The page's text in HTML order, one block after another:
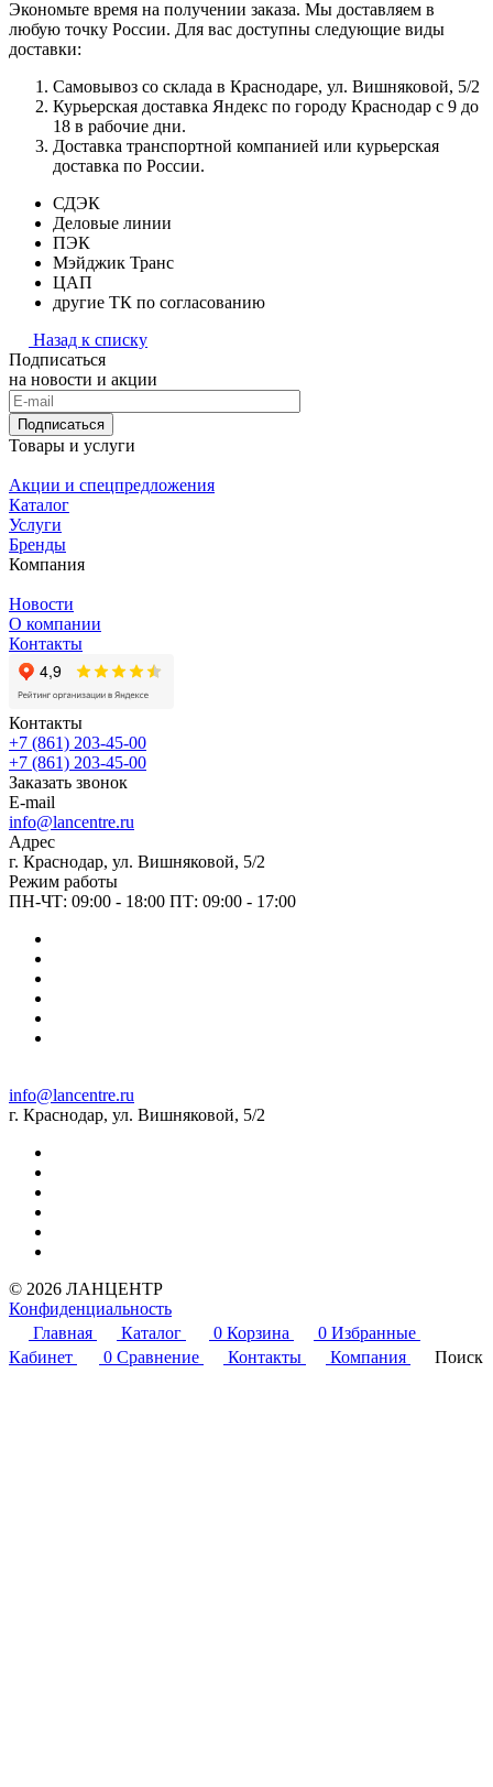
Экономьте время на получении заказа. Мы доставляем в
любую точку России. Для вас доступны следующие виды
доставки:
Самовывоз со склада в Краснодаре, ул. Вишняковой, 5/2
Курьерская доставка Яндекс по городу Краснодар с 9 до
18 в рабочие дни.
Доставка транспортной компанией или курьерская
доставка по России.
СДЭК
Деловые линии
ПЭК
Мэйджик Транс
ЦАП
другие ТК по согласованию
Назад к списку
Подписаться
на новости и акции
Подписаться
Товары и услуги
Акции и спецпредложения
Каталог
Услуги
Бренды
Компания
Новости
О компании
Контакты
Контакты
+7 (861) 203-45-00
+7 (861) 203-45-00
Заказать звонок
E-mail
info@lancentre.ru
Адрес
г. Краснодар, ул. Вишняковой, 5/2
Режим работы
ПН-ЧТ: 09:00 - 18:00 ПТ: 09:00 - 17:00
info@lancentre.ru
г. Краснодар, ул. Вишняковой, 5/2
© 2026 ЛАНЦЕНТР
Конфиденциальность
Главная
Каталог 0 Корзина 0 Избранные
Кабинет
0 Сравнение Контакты Компания Поиск